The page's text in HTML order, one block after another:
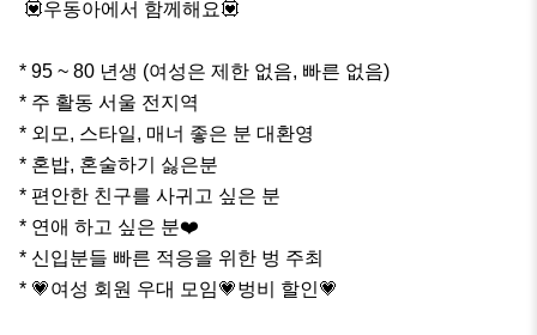
* 95 ~ 80 년생 (여성은 제한 없음, 빠른 없음)
* 주 활동 서울 전지역
* 외모, 스타일, 매너 좋은 분 대환영
* 혼밥, 혼술하기 싫은분
* 편안한 친구를 사귀고 싶은 분
* 연애 하고 싶은 분❤️
* 신입분들 빠른 적응을 위한 벙 주최
* 💗여성 회원 우대 모임💗벙비 할인💗